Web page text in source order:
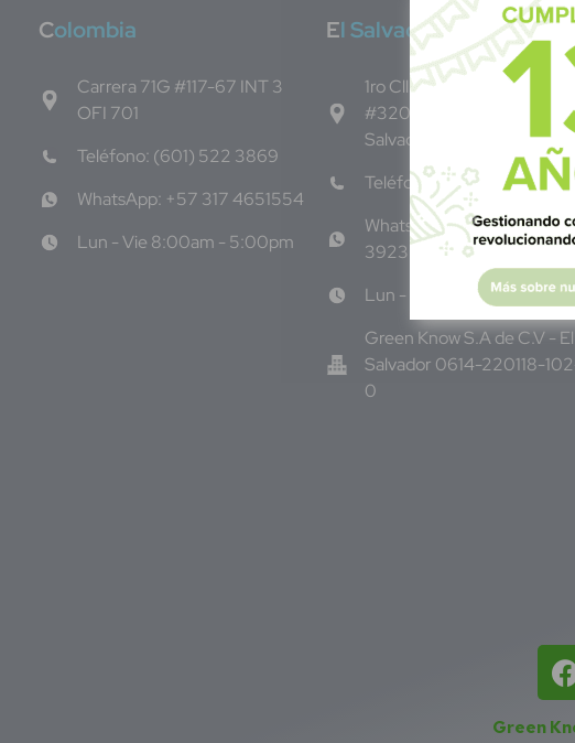
Colombia
Carrera 71G #117-67 INT 3
OFI 701
Teléfono: (601) 522 3869
WhatsApp: +57 317 4651554
Lun - Vie 8:00am - 5:00pm
El Salvador
1ro Cll Pte, y 61 Av Nte,
#3206, Local 9, San
Salvador Centro
Teléfono: +503 6986
WhatsApp: +503 7687
3923
Lun - Vie 8:00am -
Green Know S.A de C.V - El
Salvador 0614-220118-
0
Green